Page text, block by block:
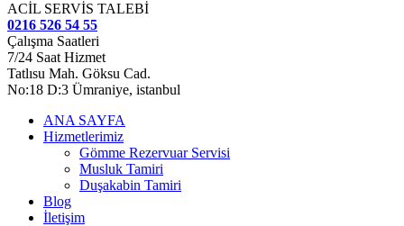
ACİL SERVİS TALEBİ
0216 526 54 55
Çalışma Saatleri
7/24 Saat Hizmet
Tatlısu Mah. Göksu Cad.
No:18 D:3 Ümraniye, istanbul
ANA SAYFA
Hizmetlerimiz
Gömme Rezervuar Servisi
Musluk Tamiri
Duşakabin Tamiri
Blog
İletişim